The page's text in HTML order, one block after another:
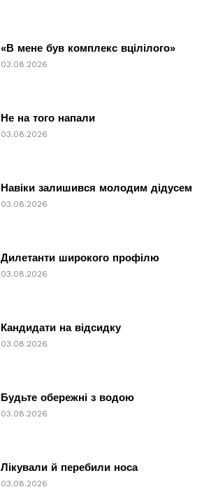
«В мене був комплекс вцілілого»
03.08.2026
Не на того напали
03.08.2026
Навіки залишився молодим дідусем
03.08.2026
Дилетанти широкого профілю
03.08.2026
Кандидати на відсидку
03.08.2026
Будьте обережні з водою
03.08.2026
Лікували й перебили носа
03.08.2026